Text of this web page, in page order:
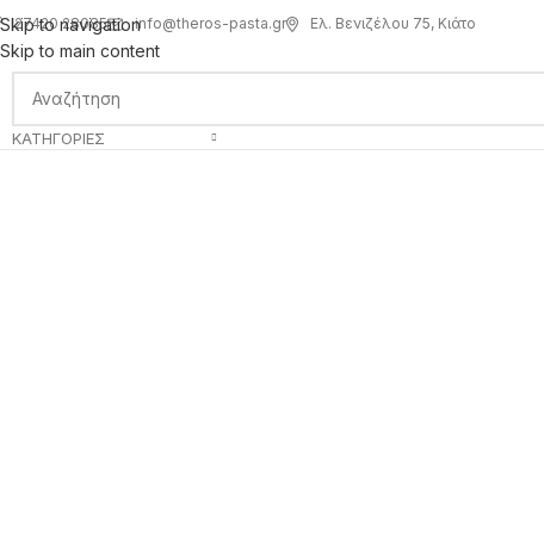
Skip to navigation
Skip to main content
27420 28085 info@theros-pasta.gr Ελ. Βενιζέλου 75, Κιάτο
ΚΑΤΗΓΟΡΊΕΣ